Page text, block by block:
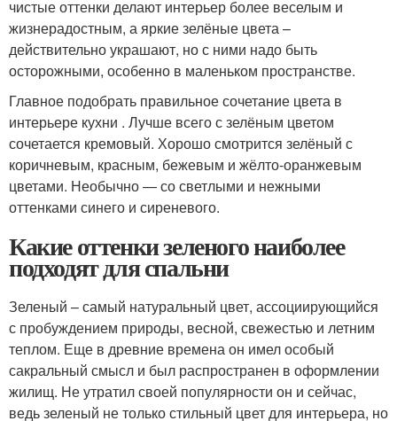
чистые оттенки делают интерьер более веселым и
жизнерадостным, а яркие зелёные цвета –
действительно украшают, но с ними надо быть
осторожными, особенно в маленьком пространстве.
Главное подобрать правильное сочетание цвета в
интерьере кухни . Лучше всего с зелёным цветом
сочетается кремовый. Хорошо смотрится зелёный с
коричневым, красным, бежевым и жёлто-оранжевым
цветами. Необычно — со светлыми и нежными
оттенками синего и сиреневого.
Какие оттенки зеленого наиболее
подходят для спальни
Зеленый – самый натуральный цвет, ассоциирующийся
с пробуждением природы, весной, свежестью и летним
теплом. Еще в древние времена он имел особый
сакральный смысл и был распространен в оформлении
жилищ. Не утратил своей популярности он и сейчас,
ведь зеленый не только стильный цвет для интерьера, но